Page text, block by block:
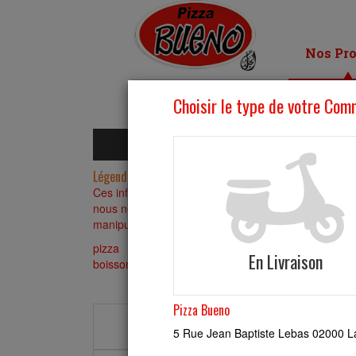
Nos
Légende : "X" = Présence
Ces informations ont été établies sur la base des
nous ne pouvons pas exclure une présence
manipulation dans nos restaurants
pizza
pates escalopes
boissons